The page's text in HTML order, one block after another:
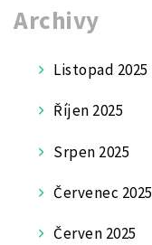
Archivy
Listopad 2025
Říjen 2025
Srpen 2025
Červenec 2025
Červen 2025